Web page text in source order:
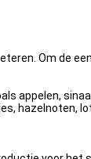
Om de
appelen,
hazelnoten,